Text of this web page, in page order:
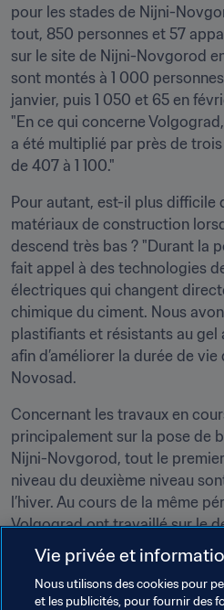
pour les stades de Nijni-
tout, 850 personnes et 57
sur le site de Nijni-Novgorod
sont montés à 1 000
janvier, puis 1 050 et 65 en
"En ce qui concerne
a été multiplié par près de
de 407 à 1 100."
Pour autant, est-il plus difficile
matériaux de construction
descend très bas ? "Durant la
fait appel à des technologies
électriques qui changent
chimique du ciment. Nous
plastifiants et résistants au gel
afin d’améliorer la durée de
Novosad.
Concernant les travaux en
principalement sur la pose de
Nijni-Novgorod, tout le
niveau du deuxième niveau
l’hiver. Au cours de la même
Volgograd ont travaillé sur le
tribunes. A Iekaterinbourg, ils
l’assemblage de la structure
toit. Celui-ci recouvrira
Vie privée et
Nous utilisons des cookies pour
et les publicités, pour fournir des